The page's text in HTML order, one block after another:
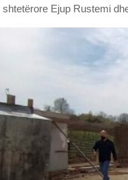
Ejup Rustemi